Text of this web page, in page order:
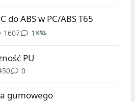
do ABS w PC/ABS T65
1607 1
PU
0
gumowego